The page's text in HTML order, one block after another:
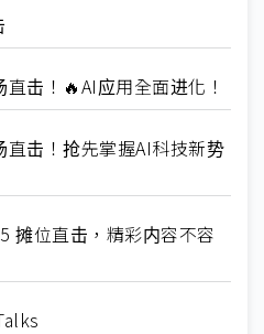
击！🔥AI应用全面进化！
直击！抢先掌握AI科技新势
摊位直击，精彩内容不容